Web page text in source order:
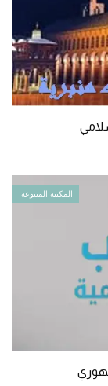
المكتبة المتنوعة